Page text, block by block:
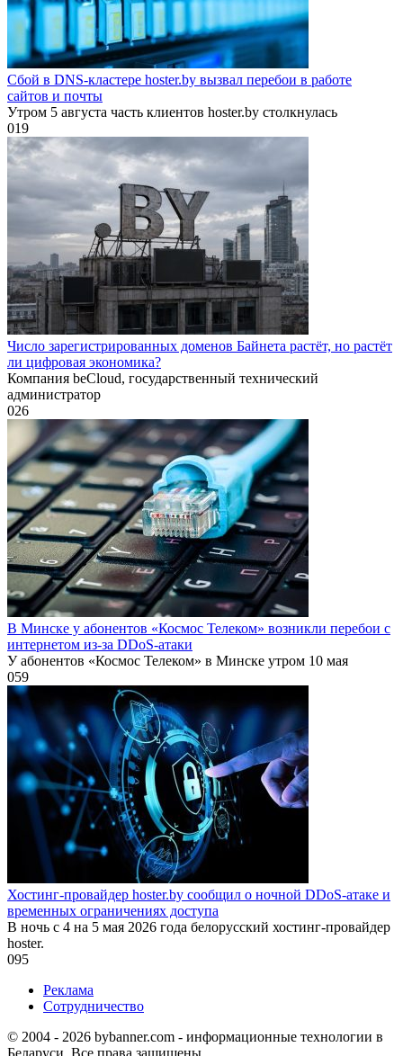
Сбой в DNS-кластере hoster.by вызвал перебои в работе
сайтов и почты
Утром 5 августа часть клиентов hoster.by столкнулась
019
Число зарегистрированных доменов Байнета растёт, но растёт
ли цифровая экономика?
Компания beCloud, государственный технический
администратор
026
В Минске у абонентов «Космос Телеком» возникли перебои с
интернетом из-за DDoS-атаки
У абонентов «Космос Телеком» в Минске утром 10 мая
059
Хостинг-провайдер hoster.by сообщил о ночной DDoS-атаке и
временных ограничениях доступа
В ночь с 4 на 5 мая 2026 года белорусский хостинг-провайдер
hoster.
095
Реклама
Сотрудничество
© 2004 - 2026 bybanner.com - информационные технологии в